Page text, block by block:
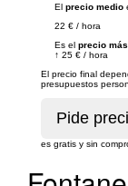
El precio medio
22 € / hora
Es el precio
↑ 25 € / hora
El precio final
presupuestos
es gratis y sin